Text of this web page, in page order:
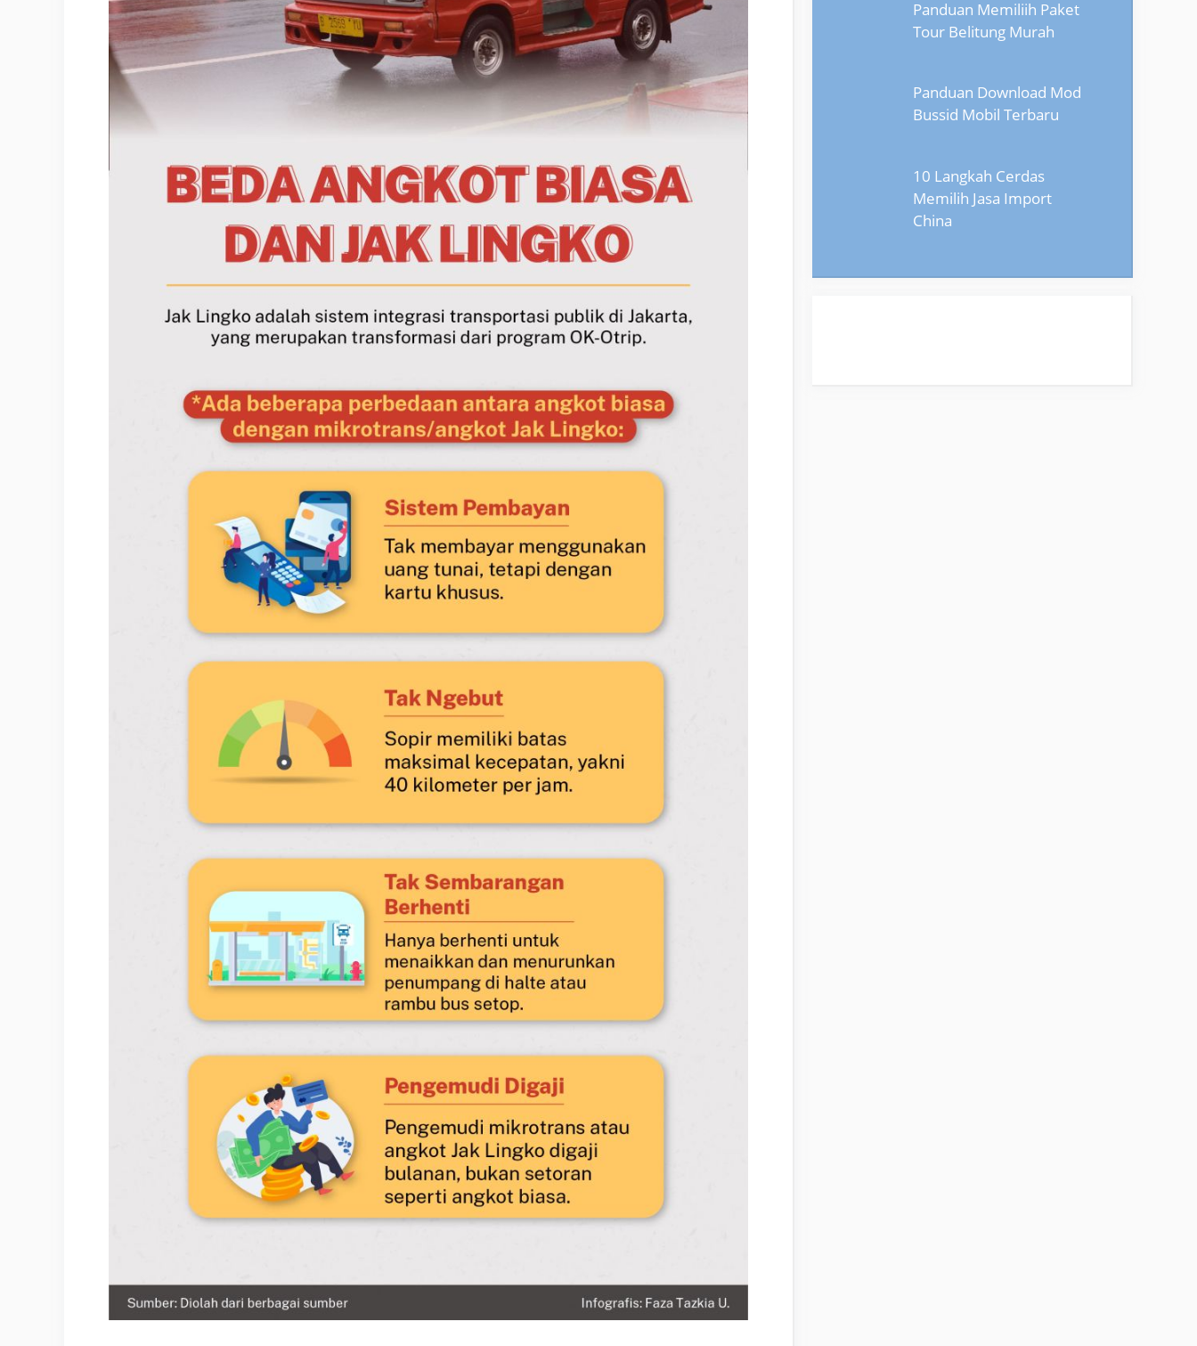
Panduan Memiliih Paket
Tour Belitung Murah
Panduan Download Mod
Bussid Mobil Terbaru
10 Langkah Cerdas
Memilih Jasa Import
China